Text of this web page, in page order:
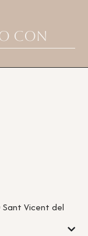
con
Vicent del